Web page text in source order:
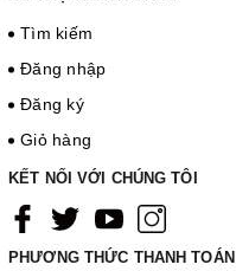
Tìm kiếm
Đăng nhập
Đăng ký
Giỏ hàng
KẾT NỐI VỚI CHÚNG TÔI
PHƯƠNG THỨC THANH TOÁN